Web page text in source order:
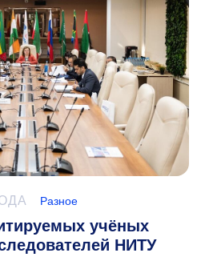
Разное
учёных
НИТУ